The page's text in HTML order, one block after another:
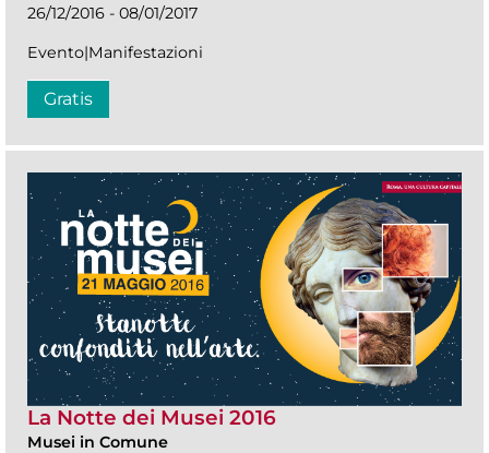
26/12/2016 - 08/01/2017
Evento|Manifestazioni
Gratis
La Notte dei Musei 2016
Musei in Comune